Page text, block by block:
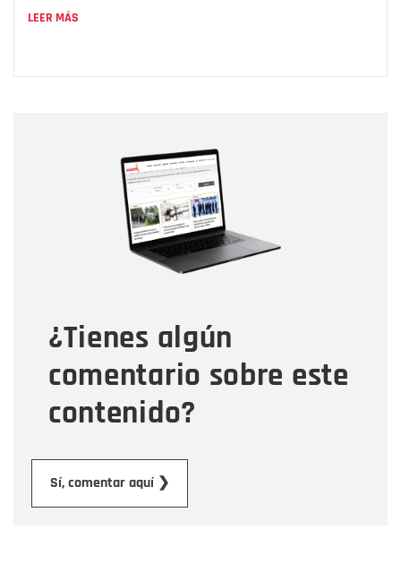
LEER MÁS
¿Tienes algún
comentario sobre este
contenido?
Sí, comentar aquí ❯
Correo electrónico
Tipo de comentario
Mensaje